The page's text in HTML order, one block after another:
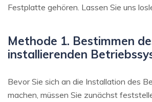
Festplatte gehören. Lassen Sie uns
Methode 1. Bestimmen
installierenden
Bevor Sie sich an die Installation des
machen, müssen Sie zunächst